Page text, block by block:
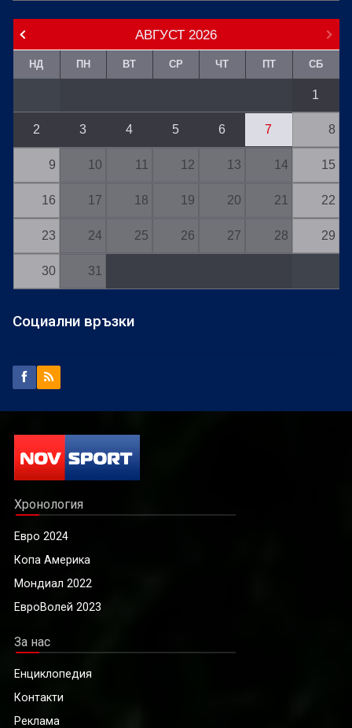
АВГУСТ 2026
НД ПН ВТ СР ЧТ ПТ СБ
1
2 3 4 5 6 7 8
9 10 11 12 13 14 15
16 17 18 19 20 21 22
23 24 25 26 27 28 29
30 31
Социални връзки
Хронология
Евро 2024
Копа Америка
Мондиал 2022
ЕвроВолей 2023
За нас
Енциклопедия
Контакти
Реклама